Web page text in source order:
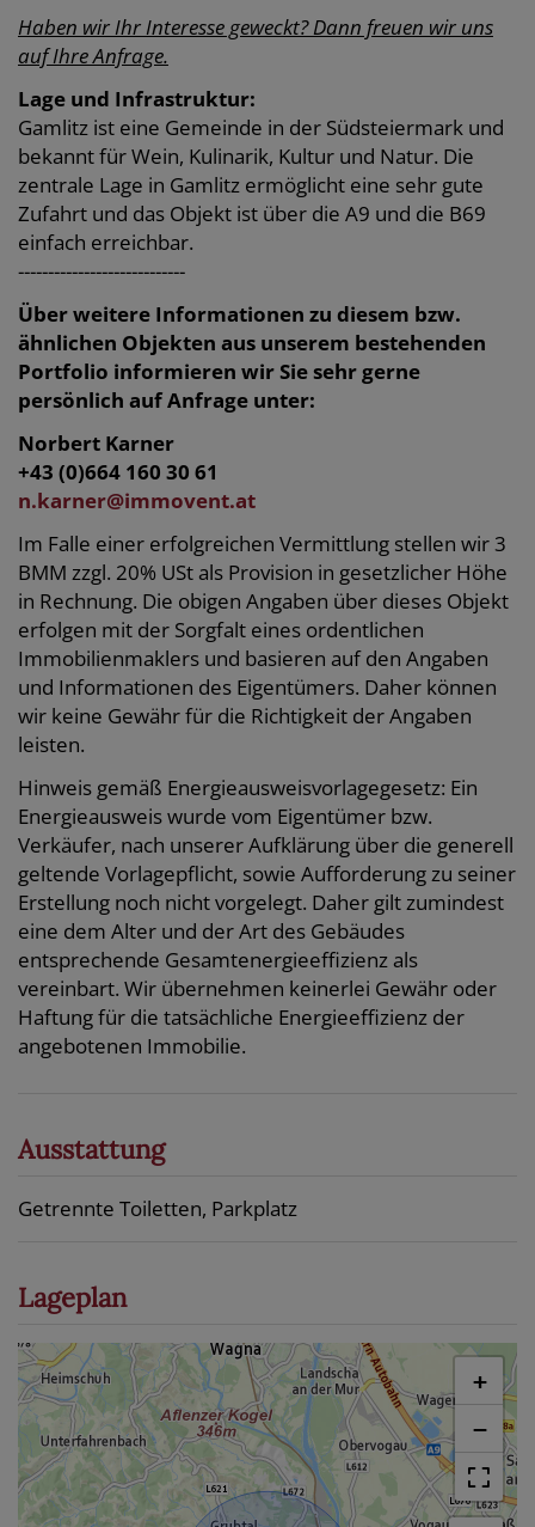
Haben wir Ihr Interesse geweckt? Dann freuen wir uns
auf Ihre Anfrage.
Lage und Infrastruktur:
Gamlitz ist eine Gemeinde in der Südsteiermark und
bekannt für Wein, Kulinarik, Kultur und Natur. Die
zentrale Lage in Gamlitz ermöglicht eine sehr gute
Zufahrt und das Objekt ist über die A9 und die B69
einfach erreichbar.
----------------------------
Über weitere Informationen zu diesem bzw.
ähnlichen Objekten aus unserem bestehenden
Portfolio informieren wir Sie sehr gerne
persönlich auf Anfrage unter:
Norbert Karner
+43 (0)664 160 30 61
n.karner@immovent.at
Im Falle einer erfolgreichen Vermittlung stellen wir 3
BMM zzgl. 20% USt als Provision in gesetzlicher Höhe
in Rechnung. Die obigen Angaben über dieses Objekt
erfolgen mit der Sorgfalt eines ordentlichen
Immobilienmaklers und basieren auf den Angaben
und Informationen des Eigentümers. Daher können
wir keine Gewähr für die Richtigkeit der Angaben
leisten.
Hinweis gemäß Energieausweisvorlagegesetz: Ein
Energieausweis wurde vom Eigentümer bzw.
Verkäufer, nach unserer Aufklärung über die generell
geltende Vorlagepflicht, sowie Aufforderung zu seiner
Erstellung noch nicht vorgelegt. Daher gilt zumindest
eine dem Alter und der Art des Gebäudes
entsprechende Gesamtenergieeffizienz als
vereinbart. Wir übernehmen keinerlei Gewähr oder
Haftung für die tatsächliche Energieeffizienz der
angebotenen Immobilie.
Ausstattung
Getrennte Toiletten Parkplatz
Lageplan
+
−